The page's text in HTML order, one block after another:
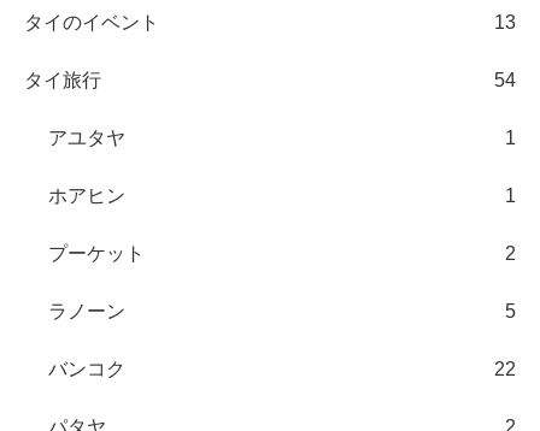
タイのイベント 13
タイ旅行 54
アユタヤ 1
ホアヒン 1
プーケット 2
ラノーン 5
バンコク 22
パタヤ 2